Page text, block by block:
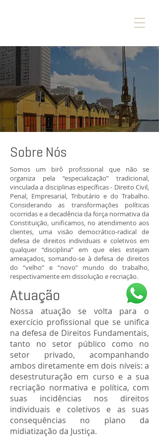
Sobre Nós
Somos um birô profissional que não se
organiza pela “especialização” tradicional,
vinculada a disciplinas específicas - Direito Civil,
Penal, Empresarial, Tributário e do Trabalho.
Considerando as transformações políticas
ocorridas e a decadência da força normativa da
Constituição, unificamos, no atendimento aos
clientes, uma visão democrático-radical de
defesa de direitos individuais e coletivos em
qualquer “disciplina” em que eles estejam
ameaçados, somando-se à defesa de direitos
do “velho” e “novo” mundo do trabalho,
respectivamente em dissolução e recriação.
Atuação
Nossa atuação se volta para o
exercício profissional que se unifica
na defesa de Direitos Fundamentais,
tanto no setor público como no
setor privado, acompanhando
ambos diretamente em dois níveis: a
desestruturação em curso e a sua
recriação normativa e política, com
suas incidências nos direitos
individuais e coletivos e as suas
consequências no plano da
midiatização da Justiça.